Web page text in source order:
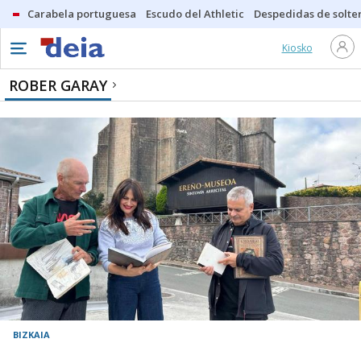
Carabela portuguesa Escudo del Athletic Despedidas de
Kiosko
ROBER GARAY
BIZKAIA